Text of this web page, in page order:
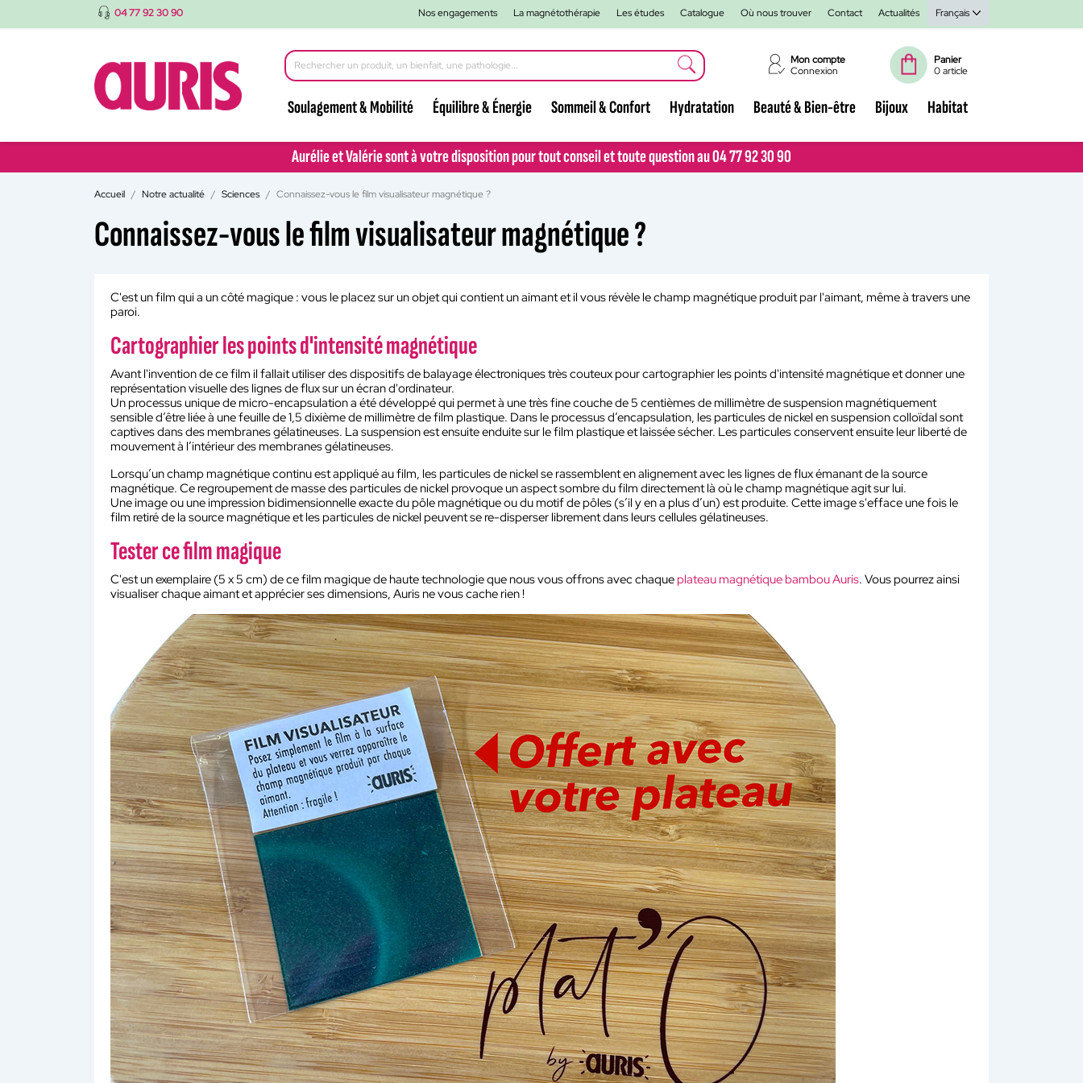
04 77 92 30 90 Nos engagements La magnétothérapie Les études Catalogue Où nous trouver Contact Actualités Français
Mon compte
Connexion
Panier
0 article
Soulagement & Mobilité Équilibre & Énergie Sommeil & Confort Hydratation Beauté & Bien-être Bijoux Habitat
Aurélie et Valérie sont à votre disposition pour tout conseil et toute question au 04 77 92 30 90
Aurélie et Valérie sont à votre disposition pour tout conseil et toute question au 04 77 92 30 90
Accueil Notre actualité Sciences Connaissez-vous le film visualisateur magnétique ?
Connaissez-vous le film visualisateur magnétique ?
C'est un film qui a un côté magique : vous le placez sur un objet qui contient un aimant et il vous révèle le champ magnétique produit par l'aimant, même à travers une
paroi.
Cartographier les points d'intensité magnétique
Avant l'invention de ce film il fallait utiliser des dispositifs de balayage électroniques très couteux pour cartographier les points d'intensité magnétique et donner une
représentation visuelle des lignes de flux sur un écran d'ordinateur.
Un processus unique de micro-encapsulation a été développé qui permet à une très fine couche de 5 centièmes de millimètre de suspension magnétiquement
sensible d’être liée à une feuille de 1,5 dixième de millimètre de film plastique. Dans le processus d’encapsulation, les particules de nickel en suspension colloïdal sont
captives dans des membranes gélatineuses. La suspension est ensuite enduite sur le film plastique et laissée sécher. Les particules conservent ensuite leur liberté de
mouvement à l’intérieur des membranes gélatineuses.
Lorsqu’un champ magnétique continu est appliqué au film, les particules de nickel se rassemblent en alignement avec les lignes de flux émanant de la source
magnétique. Ce regroupement de masse des particules de nickel provoque un aspect sombre du film directement là où le champ magnétique agit sur lui.
Une image ou une impression bidimensionnelle exacte du pôle magnétique ou du motif de pôles (s’il y en a plus d’un) est produite. Cette image s'efface une fois le
film retiré de la source magnétique et les particules de nickel peuvent se re-disperser librement dans leurs cellules gélatineuses.
Tester ce film magique
C'est un exemplaire (5 x 5 cm) de ce film magique de haute technologie que nous vous offrons avec chaque plateau magnétique bambou Auris. Vous pourrez ainsi
visualiser chaque aimant et apprécier ses dimensions, Auris ne vous cache rien !